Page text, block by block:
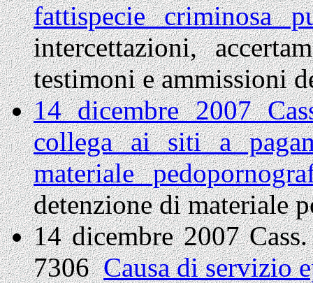
fattispecie criminosa
intercettazioni,
testimoni e ammissioni
14 dicembre 2007
collega ai siti a
materiale
detenzione di materiale
14 dicembre 2007
7306Causa di servizio